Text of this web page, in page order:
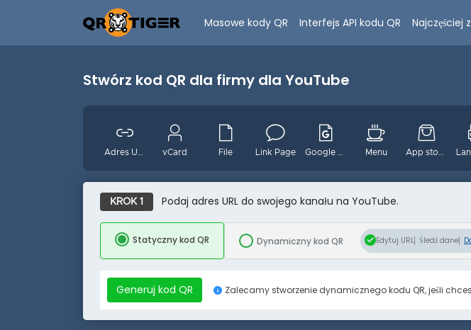
Masowe kody QR Interfejs API kodu QR Najczęściej
Stwórz kod QR dla firmy dla YouTube
vCard File Link Page Menu
Wydarzenie Facebook Youtube Instagram Pinterest
KROK 1 Podaj adres URL do swojego kanału na YouTube.
Statyczny kod QR Dynamiczny kod QR Edytuj URL Śledź dane
Generuj kod QR Zalecamy stworzenie dynamicznego kodu QR, jeśli